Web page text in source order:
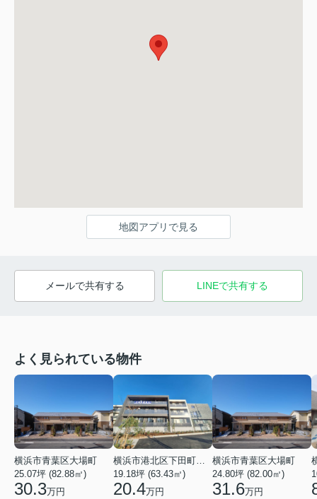
地図アプリで見る
メールで共有する LINEで共有する
よく見られている物件
横浜市青葉区大場町
25.07坪 (82.88㎡)
30.3万円
19.18坪 (63.43㎡)
20.4万円
横浜市青葉区大場町
24.80坪 (82.00㎡)
31.6万円